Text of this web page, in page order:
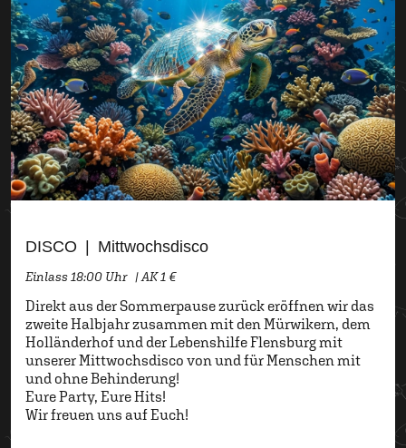
DISCO | Mittwochsdisco
Einlass 18:00 Uhr | AK 1 €
Direkt aus der Sommerpause zurück eröffnen wir das
zweite Halbjahr zusammen mit den Mürwikern, dem
Holländerhof und der Lebenshilfe Flensburg mit
unserer Mittwochsdisco von und für Menschen mit
und ohne Behinderung!
Eure Party, Eure Hits!
Wir freuen uns auf Euch!